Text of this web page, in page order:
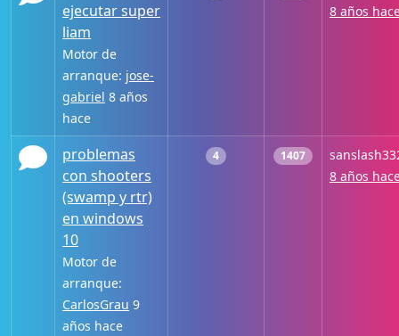
ejecutar super
liam
Motor de
arranque: jose-
gabriel 8 años
hace
8 años
problemas
con shooters
(swamp y rtr)
en windows
10
Motor de
arranque:
CarlosGrau 9
años hace
4 1407
8 años